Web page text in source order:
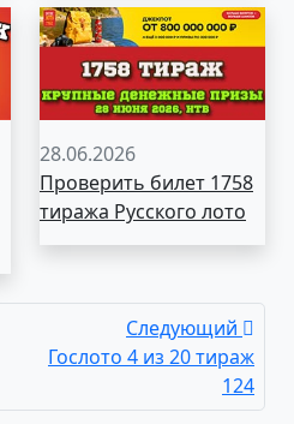
28.06.2026
Проверить билет 1758
тиража Русского лото
Следующий
Гослото 4 из 20 тираж
124